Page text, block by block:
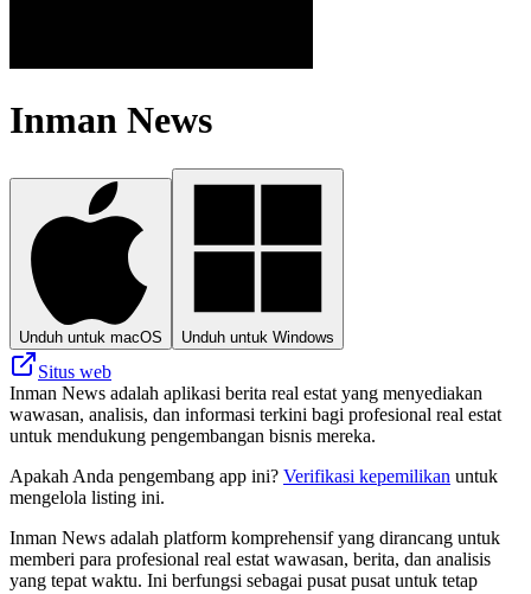
Inman News
Unduh untuk macOS Unduh untuk Windows
Situs web
Inman News adalah aplikasi berita real estat yang menyediakan
wawasan, analisis, dan informasi terkini bagi profesional real estat
untuk mendukung pengembangan bisnis mereka.
Apakah Anda pengembang app ini? Verifikasi kepemilikan untuk
mengelola listing ini.
Inman News adalah platform komprehensif yang dirancang untuk
memberi para profesional real estat wawasan, berita, dan analisis
yang tepat waktu. Ini berfungsi sebagai pusat pusat untuk tetap